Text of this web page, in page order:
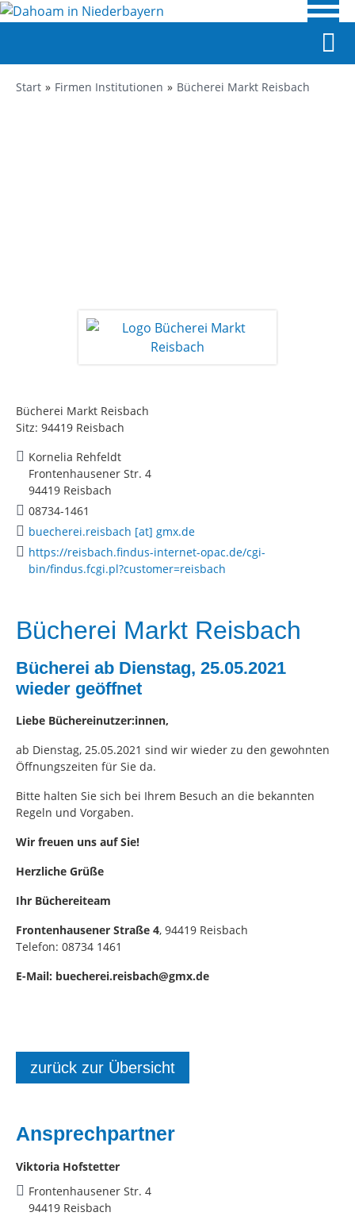
Start Firmen Institutionen Bücherei Markt Reisbach
Bücherei Markt Reisbach
Sitz: 94419 Reisbach
Kornelia Rehfeldt
Frontenhausener Str. 4
94419 Reisbach
08734-1461
buecherei.reisbach [at] gmx.de
https://reisbach.findus-internet-opac.de/cgi-
bin/findus.fcgi.pl?customer=reisbach
Bücherei Markt Reisbach
Bücherei ab Dienstag, 25.05.2021
wieder geöffnet
Liebe Büchereinutzer:innen,
ab Dienstag, 25.05.2021 sind wir wieder zu den gewohnten
Öffnungszeiten für Sie da.
Bitte halten Sie sich bei Ihrem Besuch an die bekannten
Regeln und Vorgaben.
Wir freuen uns auf Sie!
Herzliche Grüße
Ihr Büchereiteam
Frontenhausener Straße 4, 94419 Reisbach
Telefon: 08734 1461
E-Mail: buecherei.reisbach@gmx.de
zurück zur Übersicht
Ansprechpartner
Viktoria Hofstetter
Frontenhausener Str. 4
94419 Reisbach